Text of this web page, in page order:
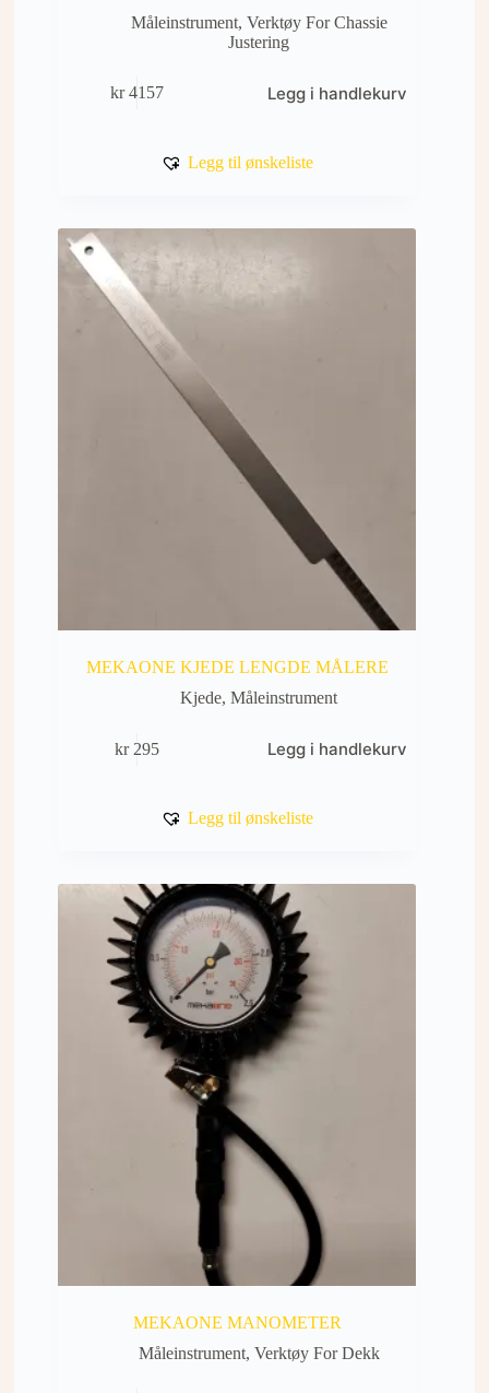
Måleinstrument, Verktøy For Chassie
Justering
kr4157 Legg i handlekurv
Legg til ønskeliste
MEKAONE KJEDE LENGDE MÅLERE
Kjede,Måleinstrument
kr295 Legg i handlekurv
Legg til ønskeliste
MEKAONE MANOMETER
Måleinstrument, Verktøy For Dekk